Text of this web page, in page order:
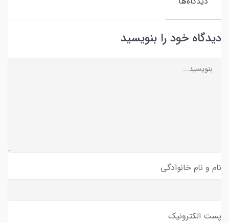
دیدگاه خود را بنویسید
نام و نام خانوادگی
پست الکترونیک